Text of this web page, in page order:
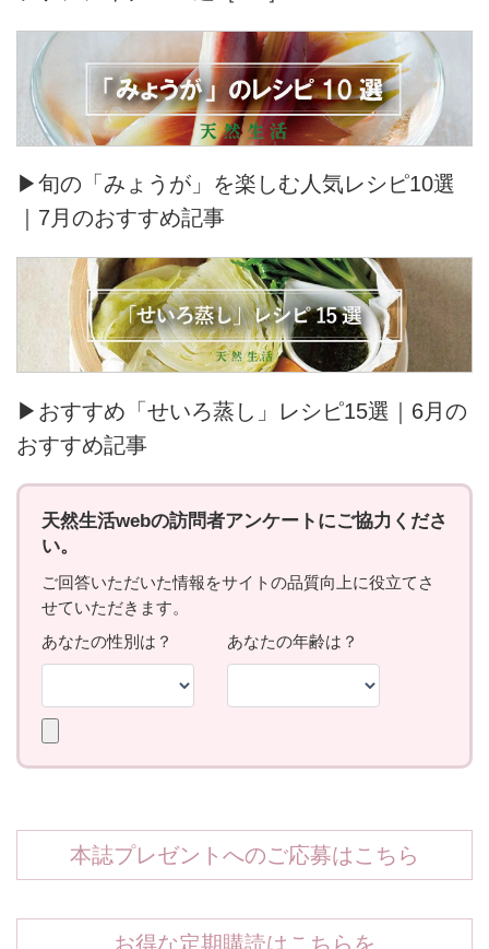
▶旬の「みょうが」を楽しむ人気レシピ10選
｜7月のおすすめ記事
▶おすすめ「せいろ蒸し」レシピ15選｜6月の
おすすめ記事
本誌プレゼントへのご応募はこちら
お得な定期購読はこちらを